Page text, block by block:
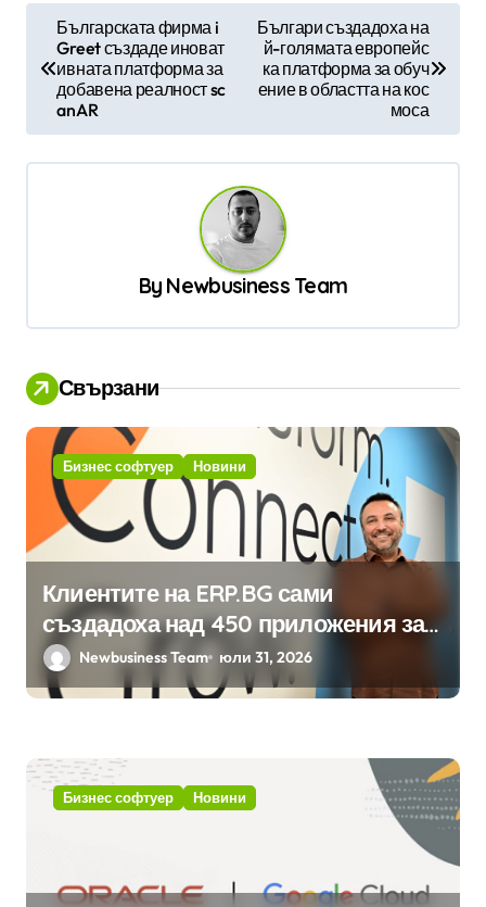
и
г
Българската фирма i
Greet създаде иноват
ивната платформа за
добавена реалност sc
anAR
Българи създадоха на
й-голямата европейс
ка платформа за обуч
ение в областта на кос
моса
By Newbusiness Team
Свързани
Бизнес софтуер Новини
Клиентите на ERP.BG сами
създадоха над 450 приложения за
ERP системата с помощта на
вградения в нея изкуствен
Newbusiness Team юли 31, 2026
Бизнес софтуер Новини